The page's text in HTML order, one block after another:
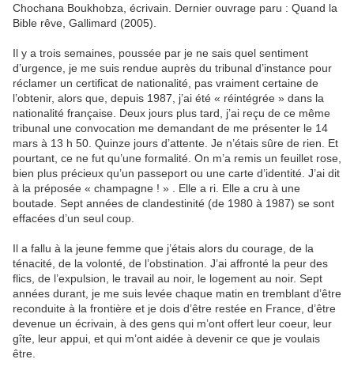
Chochana Boukhobza, écrivain. Dernier ouvrage paru : Quand la
Bible rêve, Gallimard (2005).
Il y a trois semaines, poussée par je ne sais quel sentiment
d’urgence, je me suis rendue auprès du tribunal d’instance pour
réclamer un certificat de nationalité, pas vraiment certaine de
l’obtenir, alors que, depuis 1987, j’ai été « réintégrée » dans la
nationalité française. Deux jours plus tard, j’ai reçu de ce même
tribunal une convocation me demandant de me présenter le 14
mars à 13 h 50. Quinze jours d’attente. Je n’étais sûre de rien. Et
pourtant, ce ne fut qu’une formalité. On m’a remis un feuillet rose,
bien plus précieux qu’un passeport ou une carte d’identité. J’ai dit
à la préposée « champagne ! » . Elle a ri. Elle a cru à une
boutade. Sept années de clandestinité (de 1980 à 1987) se sont
effacées d’un seul coup.
Il a fallu à la jeune femme que j’étais alors du courage, de la
ténacité, de la volonté, de l’obstination. J’ai affronté la peur des
flics, de l’expulsion, le travail au noir, le logement au noir. Sept
années durant, je me suis levée chaque matin en tremblant d’être
reconduite à la frontière et je dois d’être restée en France, d’être
devenue un écrivain, à des gens qui m’ont offert leur coeur, leur
gîte, leur appui, et qui m’ont aidée à devenir ce que je voulais
être.